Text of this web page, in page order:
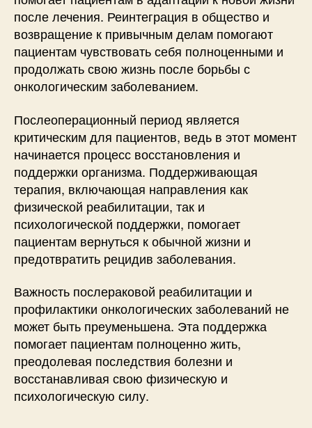
после лечения. Реинтеграция в общество и
возвращение к привычным делам помогают
пациентам чувствовать себя полноценными и
продолжать свою жизнь после борьбы с
онкологическим заболеванием.
Послеоперационный период является
критическим для пациентов, ведь в этот момент
начинается процесс восстановления и
поддержки организма. Поддерживающая
терапия, включающая направления как
физической реабилитации, так и
психологической поддержки, помогает
пациентам вернуться к обычной жизни и
предотвратить рецидив заболевания.
Важность послераковой реабилитации и
профилактики онкологических заболеваний не
может быть преуменьшена. Эта поддержка
помогает пациентам полноценно жить,
преодолевая последствия болезни и
восстанавливая свою физическую и
психологическую силу.